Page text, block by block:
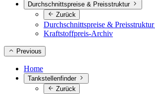
Durchschnittspreise & Preisstruktur
Zurück
Durchschnittspreise & Preisstruktur
Kraftstoffpreis-Archiv
Previous
Home
Tankstellenfinder
Zurück